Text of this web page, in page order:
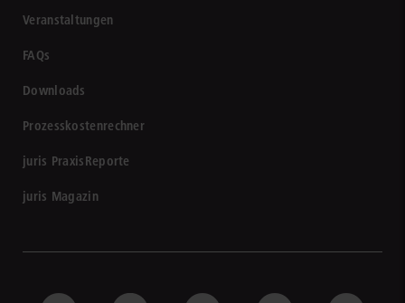
Veranstaltungen
FAQs
Downloads
Prozesskostenrechner
juris PraxisReporte
juris Magazin